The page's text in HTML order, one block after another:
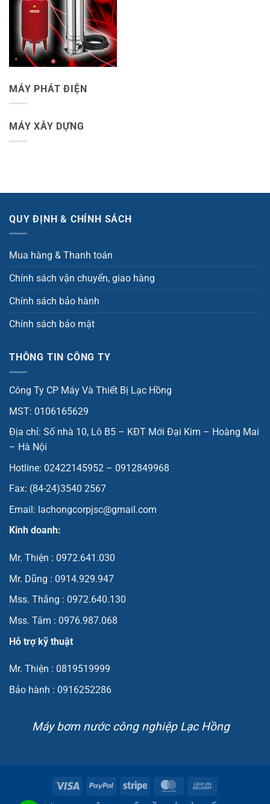
MÁY PHÁT ĐIỆN
MÁY XÂY DỰNG
QUY ĐỊNH & CHÍNH SÁCH
Mua hàng & Thanh toán
Chính sách vận chuyển, giao hàng
Chính sách bảo hành
Chính sách bảo mật
THÔNG TIN CÔNG TY
Công Ty CP Máy Và Thiết Bị Lạc Hồng
MST: 0106165629
Địa chỉ: Số nhà 10, Lô B5 – KĐT Mới Đại Kim – Hoàng Mai
– Hà Nội
Hotline: 02422145952 – 0912849968
Fax: (84-24)3540 2567
Email: lachongcorpjsc@gmail.com
Kinh doanh:
Mr. Thiện : 0972.641.030
Mr. Dũng : 0914.929.947
Mss. Thắng : 0972.640.130
Mss. Tâm : 0976.987.068
Hỗ trợ kỹ thuật
Mr. Thiện : 0819519999
Bảo hành : 0916252286
Máy bơm nước công nghiệp Lạc Hồng
Visa PayPal Stripe MasterCard